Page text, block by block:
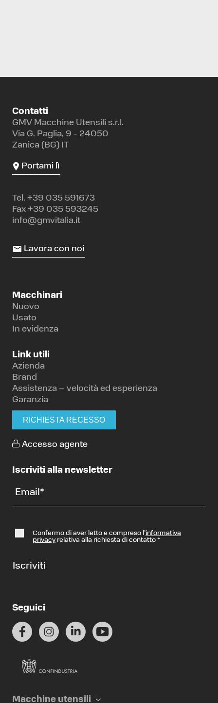
Contatti
GMV Macchine Utensili s.r.l.
Via G. Paglia, 9 - 24050
Zanica (BG) IT
Portami lì
Tel. +39 035 591673
Fax +39 035 593245
info@gmvitalia.it
Lavora con noi
Macchinari
Nuovo
Usato
In evidenza
Link utili
Azienda
Brand
Assistenza – velocità ed esperienza
Garanzia
RICHIESTA RECESSO
Accesso agente
Iscriviti alla newsletter
Email *
Confermo di aver letto e compreso l’informativa
privacyrelativa alla richiesta di contatto *
Iscriviti
Seguici
Macchine utensili